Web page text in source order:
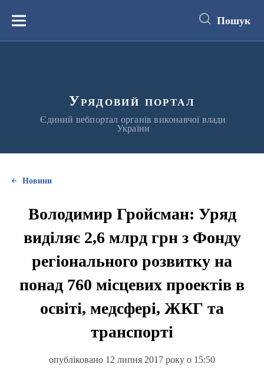
вмістуМеню Пошук
Урядовий портал
Єдиний вебпортал органів виконавчої влади
України
Новини
Володимир Гройсман: Уряд
виділяє 2,6 млрд грн з Фонду
регіонального розвитку на
понад 760 місцевих проектів в
освіті, медсфері, ЖКГ та
транспорті
опубліковано 12 липня 2017 року о 15:50